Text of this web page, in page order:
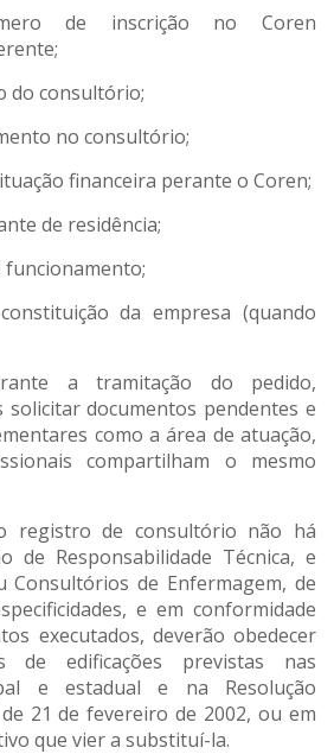
de inscrição no Coren
do consultório;
no consultório;
financeira perante o Coren;
de residência;
funcionamento;
da empresa (quando
a tramitação do pedido,
solicitar documentos pendentes e
como a área de atuação,
compartilham o mesmo
registro de consultório não há
de Responsabilidade Técnica, e
Consultórios de Enfermagem, de
e em conformidade
executados, deverão obedecer
de edificações previstas nas
e estadual e na Resolução
de 21 de fevereiro de 2002, ou em
que vier a substituí-la.